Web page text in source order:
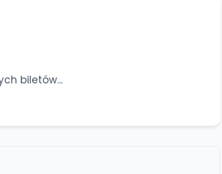
biletów...